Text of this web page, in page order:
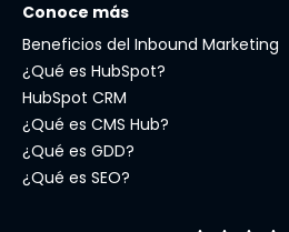
Conoce más
Beneficios del Inbound Marketing
¿Qué es HubSpot?
HubSpot CRM
¿Qué es CMS Hub?
¿Qué es GDD?
¿Qué es SEO?